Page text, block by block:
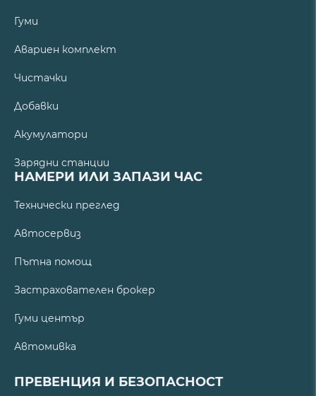
Гуми
Авариен комплект
Чистачки
Добавки
Акумулатори
Зарядни станции
НАМЕРИ ИЛИ ЗАПАЗИ ЧАС
Технически преглед
Автосервиз
Пътна помощ
Застрахователен брокер
Гуми център
Автомивка
ПРЕВЕНЦИЯ И БЕЗОПАСНОСТ